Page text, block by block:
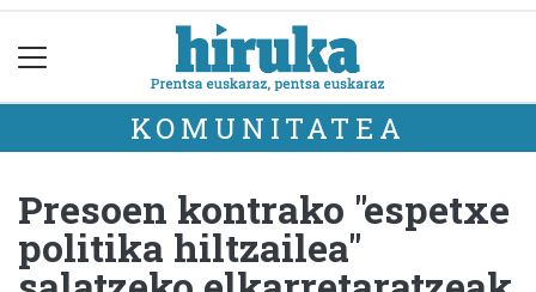
KOMUNITATEA
Presoen kontrako "espetxe
politika hiltzailea"